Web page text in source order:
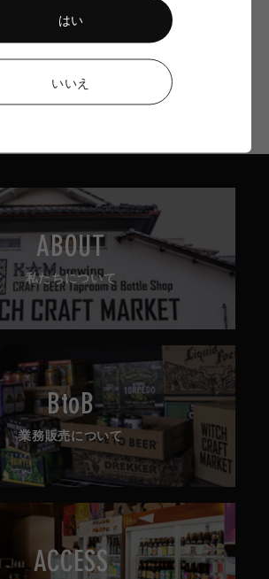
はい
いいえ
ABOUT
私たちについて
BtoB
業務販売について
ACCESS